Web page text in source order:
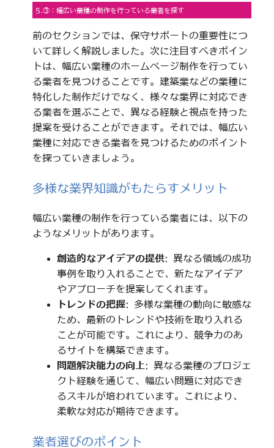
5.③：幅広い業種の制作を行っている業者を探す
前のセクションでは、保守サポートの重要性につ
いて詳しく解説しました。次に注目すべきポイン
トは、幅広い業種のホームページ制作を行ってい
る業者を見つけることです。建築業などの業種に
特化した制作だけでなく、様々な業界に対応でき
る業者を選ぶことで、異なる経験と視点を持った
提案を受けることができます。それでは、幅広い
業種に対応できる業者を見つけるためのポイント
を探っていきましょう。
多様な業界知識がもたらすメリット
幅広い業種の制作を行っている業者には、以下の
ようなメリットがあります。
創造的なアイデアの提供: 異なる領域の成功
事例を取り入れることで、新たなアイデア
やアプローチを提案してくれます。
トレンドの把握: 多様な業種の動向に敏感な
ため、最新のトレンドや技術を取り入れる
ことが可能です。これにより、競争力のあ
るサイトを構築できます。
問題解決能力の向上: 異なる業種のプロジェ
クト経験を通じて、幅広い問題に対応でき
るスキルが培われています。これにより、
柔軟な対応が期待できます。
業者選びのポイント